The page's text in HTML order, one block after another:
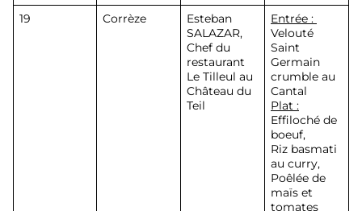
19
Corrèze
Esteban
SALAZAR,
Chef du
restaurant
Le Tilleul au
Château du
Teil
Entrée :
Velouté
Saint
Germain
crumble au
Cantal
Plat :
Effiloché de
boeuf,
Riz basmati
au curry,
Poêlée de
maïs et
tomates